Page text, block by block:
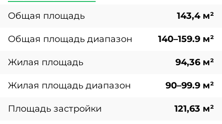
Общая площадь 143,4 м²
Общая площадь диапазон 140–159.9 м²
Жилая площадь 94,36 м²
Жилая площадь диапазон 90–99.9 м²
Площадь застройки 121,63 м²